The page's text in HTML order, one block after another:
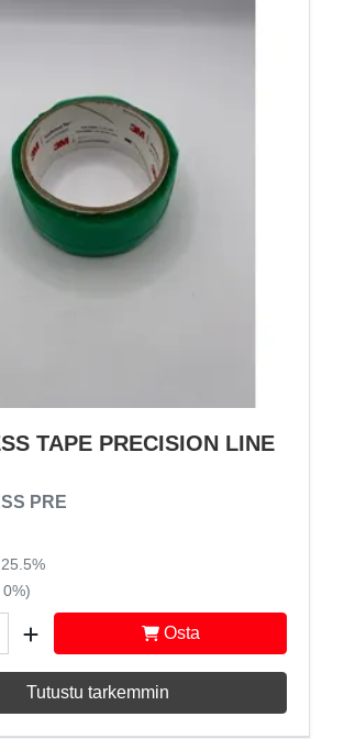
TAPE PRECISION LINE
PRE
Osta
Tutustu tarkemmin